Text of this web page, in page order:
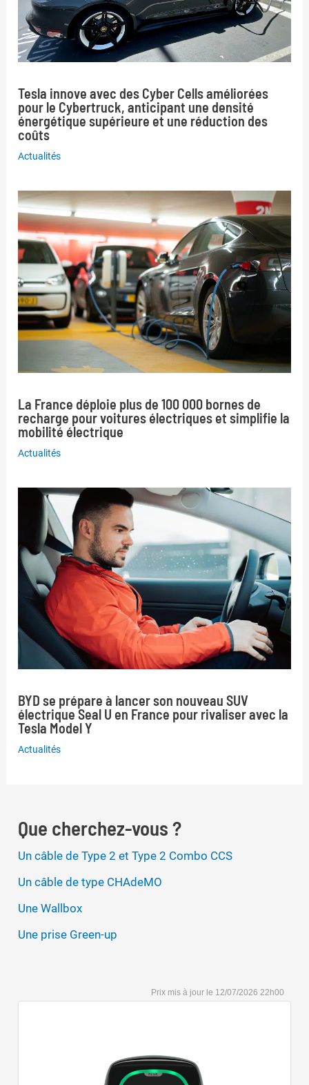
Tesla innove avec des Cyber Cells améliorées
pour le Cybertruck, anticipant une densité
énergétique supérieure et une réduction des
coûts
Actualités
La France déploie plus de 100 000 bornes de
recharge pour voitures électriques et simplifie la
mobilité électrique
Actualités
BYD se prépare à lancer son nouveau SUV
électrique Seal U en France pour rivaliser avec la
Tesla Model Y
Actualités
Que cherchez-vous ?
Un câble de Type 2 et Type 2 Combo CCS
Un câble de type CHAdeMO
Une Wallbox
Une prise Green-up
12/07/2026 22h00